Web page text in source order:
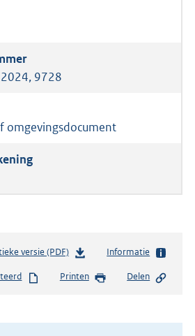
9728
omgevingsdocument
versie (PDF)b
s
n
Informatie
Printen Delen